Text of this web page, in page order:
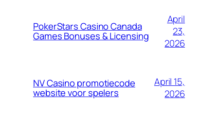
PokerStars Casino Canada
Games Bonuses & Licensing
April
23,
2026
NV Casino promotiecode
website voor spelers
April 15,
2026